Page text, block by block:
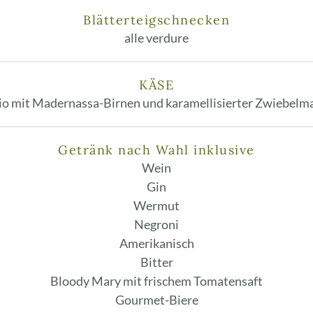
Blätterteigschnecken
alle verdure
KÄSE
mit Madernassa-Birnen und karamellisierter
Getränk nach Wahl inklusive
Wein
Gin
Wermut
Negroni
Amerikanisch
Bitter
Bloody Mary mit frischem Tomatensaft
Gourmet-Biere